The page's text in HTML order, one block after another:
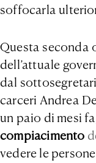
soffocarla
Questa seconda
dell’attuale
dal
carceri Andrea
un paio di mesi
compiacimento
vedere le